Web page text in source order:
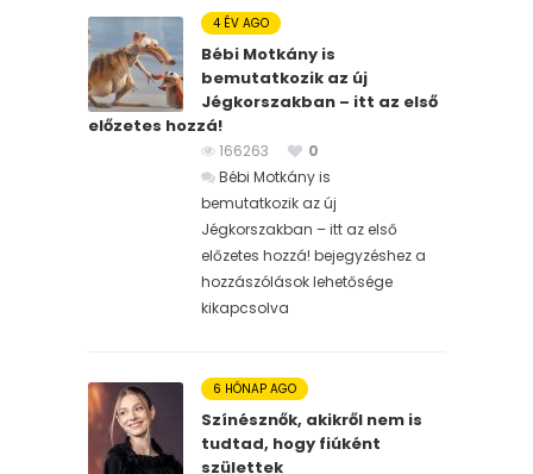
4 ÉV AGO
Bébi Motkány is
bemutatkozik az új
Jégkorszakban – itt az első
előzetes hozzá!
166263
0
Bébi Motkány is
bemutatkozik az új
Jégkorszakban – itt az első
előzetes hozzá! bejegyzéshez a
hozzászólások lehetősége
kikapcsolva
6 HÓNAP AGO
Színésznők, akikről nem is
tudtad, hogy fiúként
születtek